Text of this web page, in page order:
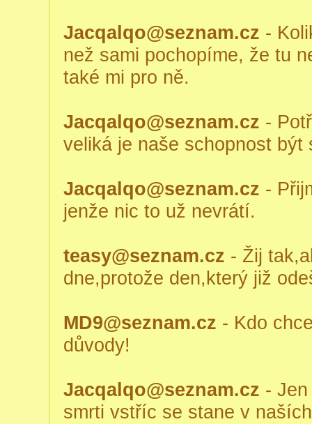
Jacqalqo@seznam.cz -
než sami pochopíme, že tu
také mi pro ně.
Jacqalqo@seznam.cz -
veliká je naše schopnost být
Jacqalqo@seznam.cz -
jenže nic to už nevrátí.
teasy@seznam.cz - Žij
dne,protože den,který již
MD9@seznam.cz - Kdo
důvody!
Jacqalqo@seznam.cz -
smrti vstříc se stane v